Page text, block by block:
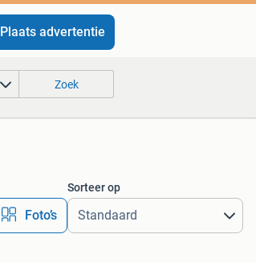
Plaats advertentie
Zoek
Foto’s
Sorteer op